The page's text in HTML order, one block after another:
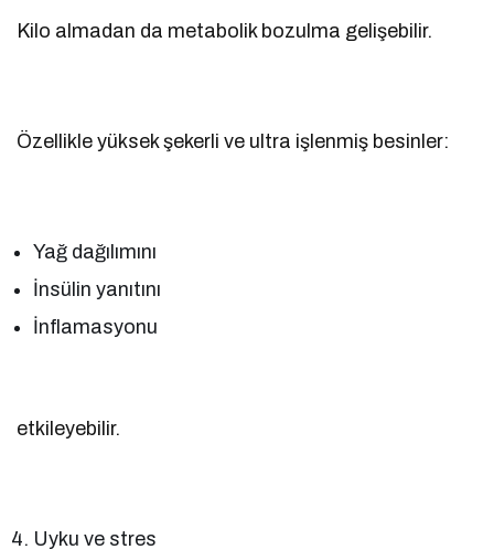
Kilo almadan da metabolik bozulma gelişebilir.
Özellikle yüksek şekerli ve ultra işlenmiş besinler:
Yağ dağılımını
İnsülin yanıtını
İnflamasyonu
etkileyebilir.
Uyku ve stres